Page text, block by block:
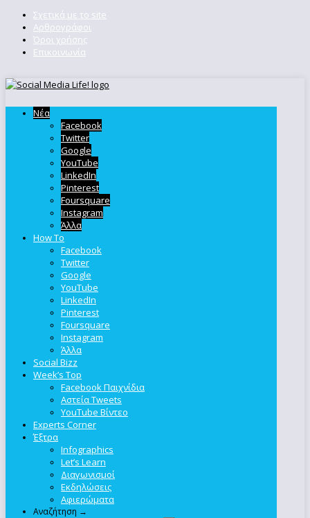
Σχετικά με το site
Αρθρογράφοι
Όροι χρήσης
Επικοινωνία
Νέα
Facebook
Twitter
Google
YouTube
LinkedIn
Pinterest
Foursquare
Instagram
Άλλα
How To
Facebook
Twitter
Google
YouTube
LinkedIn
Pinterest
Foursquare
Instagram
Άλλα
Social Bizz
Week’s Top
Facebook Παιχνίδια
Αστεία Tweets
YouTube Βίντεο
Experts Corner
Έξτρα
Infographics
Let’s Learn
Διαγωνισμοί
Εκδηλώσεις
Αφιερώματα
Αναζήτηση →